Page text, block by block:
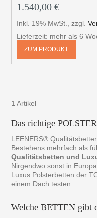
1.540,00 €
Inkl. 19% MwSt. ,zzgl.
Lieferzeit: mehr als 6
ZUM PRODUKT
1 Artikel
Das richtige
LEENERS®
Bestehens mehrfach als
Qualitätsbetten und
Nirgendwo sonst in
Luxus Polsterbetten der
einem Dach testen.
Welche BETTEN gibt